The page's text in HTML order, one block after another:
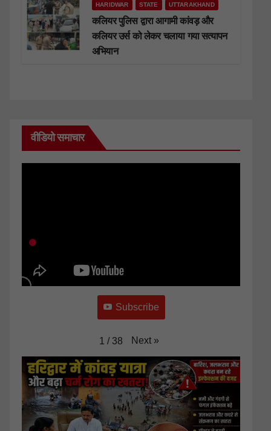
HARIDWAR STATE UTTARAKHAND
कलियर पुलिस द्वारा आगामी कांवड़ और
कलियर उर्स को लेकर चलाया गया सत्यापन
अभियान
वीडियो समाचार
Subscribe
1 / 38 Next »